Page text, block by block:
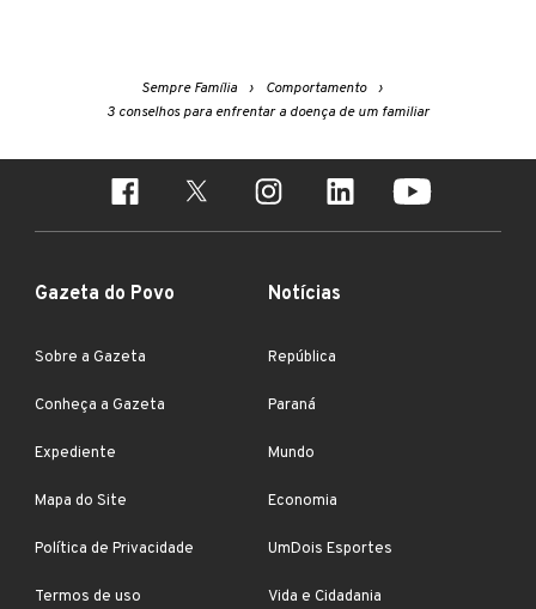
Sempre Família
Comportamento
3 conselhos para enfrentar a doença de um familiar
Gazeta do Povo
Sobre a Gazeta
Conheça a Gazeta
Expediente
Mapa do Site
Política de Privacidade
Termos de uso
Notícias
República
Paraná
Mundo
Economia
UmDois Esportes
Vida e Cidadania